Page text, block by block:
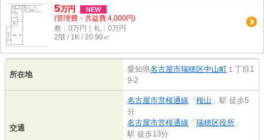
5万円 NEW
(管理費・共益費 4,000円)
敷：0万円｜礼：0万円
2階 / 1K / 20.90㎡
所在地
愛知県名古屋市瑞穂区中山町 １丁目1
9-2
交通
名古屋市営桜通線 「 桜山 」駅 徒歩5
分
名古屋市営桜通線 「 瑞穂区役所 」
駅 徒歩13分